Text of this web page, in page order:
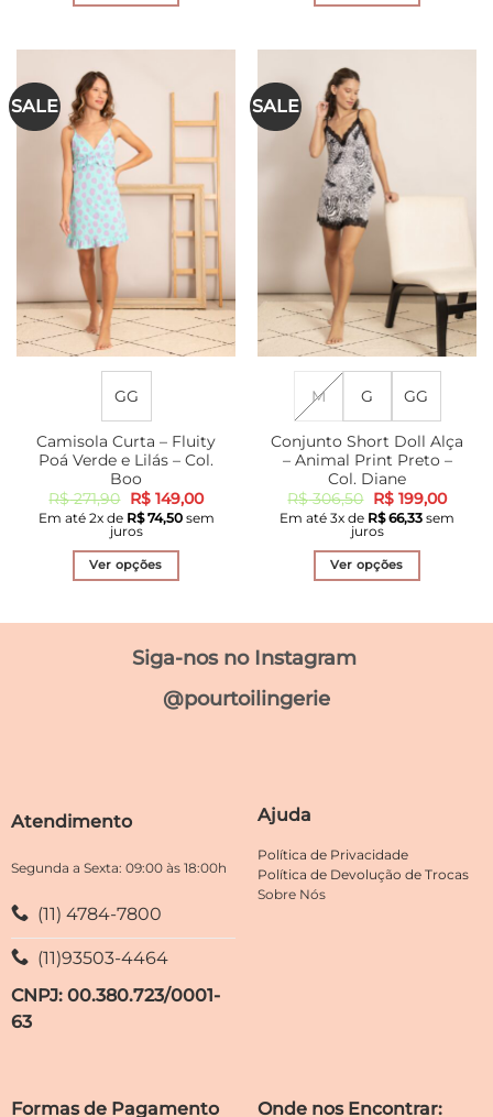
As
opções
ser
página
do
produto
variantes.
As
opções
podem
ser
escolhidas
página
do
produto
SALE
GG
Camisola Curta – Fluity
Poá Verde e Lilás – Col.
Boo
R$271,90 O
preço
original
era:
R$ 271,90.
R$149,00O
preço
atual
Em até 2x de R$74,50sem
juros
Ver opções
várias
na
do
SALE
M G GG
Conjunto Short Doll Alça
– Animal Print Preto –
Col. Diane
R$306,50 O
preço
original
era:
R$ 306,50.
R$199,00O
preço
atual
Em até 3x de R$66,33 sem
juros
Ver opções
do
Siga-nos no Instagram
@pourtoilingerie
Atendimento
Segunda a Sexta: 09:00 às 18:00h
(11) 4784-7800
(11)93503-4464
CNPJ: 00.380.723/0001-
63
Ajuda
Política de Privacidade
Política de Devolução de Trocas
Sobre Nós
Formas de Pagamento Onde nos Encontrar: